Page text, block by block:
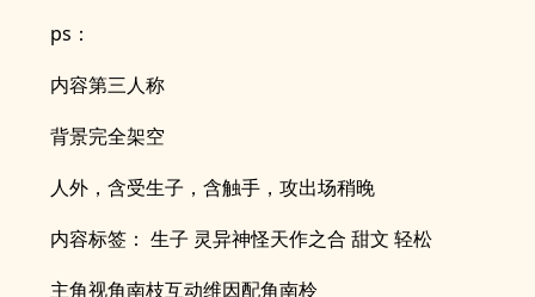
ps：
内容第三人称
背景完全架空
人外，含受生子，含触手，攻出场稍晚
内容标签： 生子 灵异神怪天作之合 甜文 轻松
主角视角南枝互动维因配角南柃